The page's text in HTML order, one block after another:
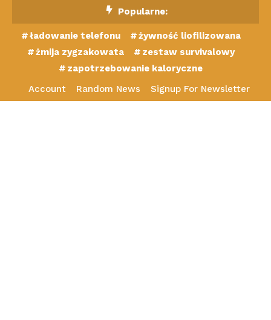
Content
Popularne:
ładowanie telefonu
żywność liofilizowana
żmija zygzakowata
zestaw survivalowy
zapotrzebowanie kaloryczne
Account
Random News Signup For Newsletter